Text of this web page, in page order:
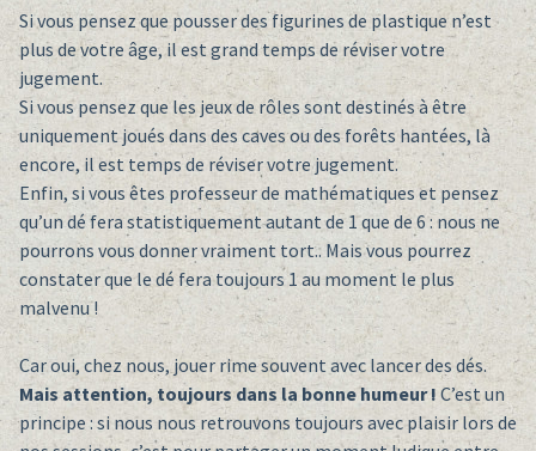
Si vous pensez que pousser des figurines de plastique n’est
plus de votre âge, il est grand temps de réviser votre
jugement.
Si vous pensez que les jeux de rôles sont destinés à être
uniquement joués dans des caves ou des forêts hantées, là
encore, il est temps de réviser votre jugement.
Enfin, si vous êtes professeur de mathématiques et pensez
qu’un dé fera statistiquement autant de 1 que de 6 : nous ne
pourrons vous donner vraiment tort.. Mais vous pourrez
constater que le dé fera toujours 1 au moment le plus
malvenu !
Car oui, chez nous, jouer rime souvent avec lancer des dés.
Mais attention, toujours dans la bonne humeur ! C’est un
principe : si nous nous retrouvons toujours avec plaisir lors de